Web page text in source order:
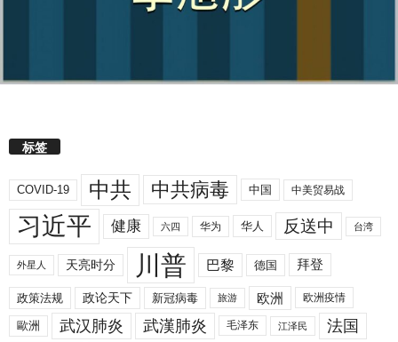
标签
COVID-19 中共 中共病毒 中国 中美贸易战
习近平 健康 六四 华为 华人 反送中 台湾
外星人 天亮时分 川普 巴黎 德国 拜登
政策法规 政论天下 新冠病毒 旅游 欧洲 欧洲疫情
歐洲 武汉肺炎 武漢肺炎 毛泽东 江泽民 法国